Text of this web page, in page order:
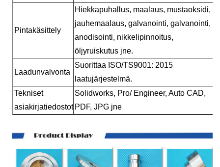
Pintakäsittely
Hiekkapuhallus, maalaus, mustaoksidi,
jauhemaalaus, galvanointi, galvanointi,
anodisointi, nikkelipinnoitus,
öljyruiskutus jne.
Laadunvalvonta
Suorittaa ISO/TS9001: 2015
laatujärjestelmä.
Tekniset
asiakirjatiedostot
Solidworks, Pro/ Engineer, Auto CAD,
PDF, JPG jne